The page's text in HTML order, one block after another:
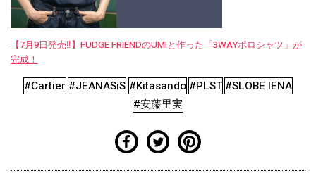
【7月9日発売‼︎】FUDGE FRIENDのUMIと作った「3WAYポロシャツ」が
完成！
#Cartier #JEANASiS #Kitasando #PLST #SLOBE IENA
#安藤里実